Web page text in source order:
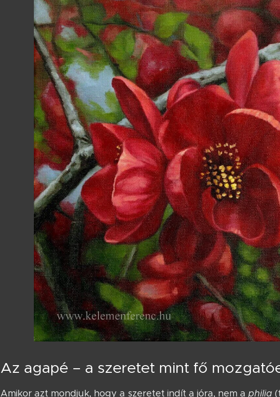
Az agapé – a szeretet mint fő
Amikor azt mondjuk, hogy a szeretet indít a jóra, nem a philia